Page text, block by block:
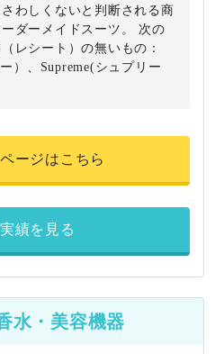
わしくないと判断される商
ダーメイドスーツ。 次の
レシート）の無いもの：
）、Supreme(シュプリー
ージはこちら
績を見る
水・美容機器